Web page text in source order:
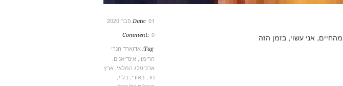
Date: 01 פבר 2020
Comment: 0
Tag: אדוארד הנרי
הרימון אינדיאנים
ארכיפלג המלאי ארץ
נוד באורי בליז